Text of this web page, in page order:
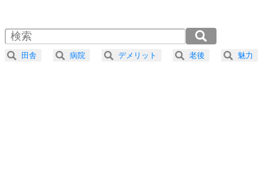
4 器の大きい人は、怒りを優しさで表現する。
プラス思考
2.0倍速 （239KB 1分1秒）
2.5倍速 （192KB 48秒）
3.0倍速 （160KB 40秒）
田舎 病院 デメリット 老後 魅力